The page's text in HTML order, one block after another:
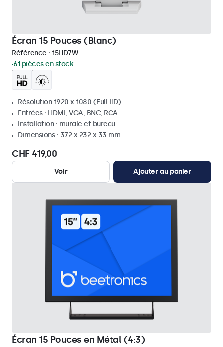
Écran 15 Pouces (Blanc)
Référence : 15HD7W
61 pièces en stock
Résolution 1920 x 1080 (Full HD)
Entrées : HDMI, VGA, BNC, RCA
Installation : murale et bureau
Dimensions : 372 x 232 x 33 mm
CHF 419,00
Voir Ajouter au panier
Écran 15 Pouces en Métal (4:3)